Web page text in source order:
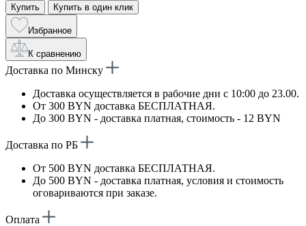
Купить Купить в один клик
Избранное
К сравнению
Доставка по Минску
Доставка осуществляется в рабочие дни с 10:00 до 23.00.
От 300 BYN доставка БЕСПЛАТНАЯ.
До 300 BYN - доставка платная, стоимость - 12 BYN
Доставка по РБ
От 500 BYN доставка БЕСПЛАТНАЯ.
До 500 BYN - доставка платная, условия и стоимость
оговариваются при заказе.
Оплата